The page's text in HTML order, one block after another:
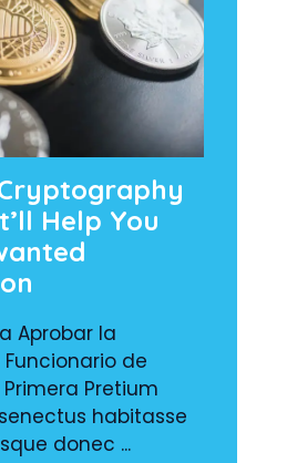
Help You
Aprobar la
de
Pretium
habitasse
donec ...